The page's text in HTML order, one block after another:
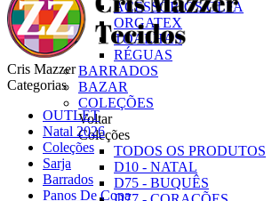
ACESSÓRIOS OLFA
ORGATEX
TOALHAS
RÉGUAS
BARRADOS
BAZAR
COLEÇÕES
Voltar
Coleções
TODOS OS PRODUTOS
D10 - NATAL
D75 - BUQUÊS
Cris Mazzer
Categorias
OUTLET
Natal 2026
Coleções
Sarja
Barrados
Panos De Copa